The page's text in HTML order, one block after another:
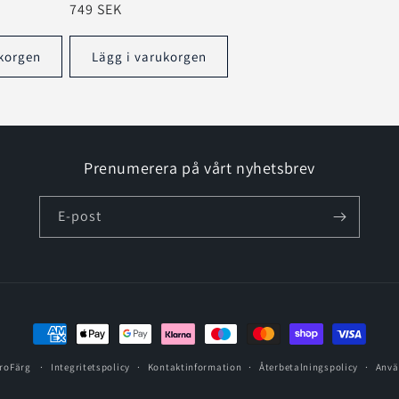
Ordinarie
749 SEK
Lägg i varukorgen
Prenumerera på vårt nyhetsbrev
E-post
Betalningsmetoder
Integritetspolicy Kontaktinformation Återbetalningspolicy